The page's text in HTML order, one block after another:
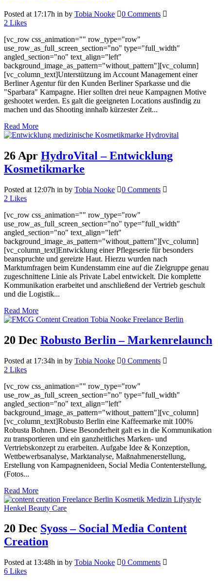
Posted at 17:17h in by Tobia Nooke
0 Comments
2 Likes
[vc_row css_animation="" row_type="row"
use_row_as_full_screen_section="no" type="full_width"
angled_section="no" text_align="left"
background_image_as_pattern="without_pattern"][vc_column]
[vc_column_text]Unterstützung im Account Management einer
Berliner Agentur für den Kunden Berliner Sparkasse und die
"Sparbara" Kampagne. Hier sollten drei neue Kampagnen Motive
geshootet werden. Es galt die geeigneten Locations ausfindig zu
machen und das Shooting innhalb kürzester Zeit...
Read More
26 Apr HydroVital – Entwicklung
Kosmetikmarke
Posted at 12:07h in by Tobia Nooke
0 Comments
2 Likes
[vc_row css_animation="" row_type="row"
use_row_as_full_screen_section="no" type="full_width"
angled_section="no" text_align="left"
background_image_as_pattern="without_pattern"][vc_column]
[vc_column_text]Entwicklung einer Pflegeserie für besonders
beanspruchte und gereizte Haut. Hierzu wurden nach
Marktumfragen beim Kundenstamm eine auf die Zielgruppe genau
zugeschnittene Linie als Private Label entwickelt. Die komplette
Kommunikation erarbeitet und anschließend der Vertrieb geschult
und die Logistik...
Read More
20 Dec Robusto Berlin – Markenrelaunch
Posted at 17:34h in by Tobia Nooke
0 Comments
2 Likes
[vc_row css_animation="" row_type="row"
use_row_as_full_screen_section="no" type="full_width"
angled_section="no" text_align="left"
background_image_as_pattern="without_pattern"][vc_column]
[vc_column_text]Robusto Berlin eine Kaffeemarke mit 100%
Robusta Bohnen. Diese Besonderheit galt es in die Kommunikation
zu transportieren und ein ganzheitliches Marken- und
Vertriebskonzept zu erarbeiten. Aufgabe Idee & Konzeption,
Wettbewerbsanalyse, Marktanalyse, Maßnahmenerstellung,
Erstellung von Kampagnenideen, Social Media Contenterstellung,
(Fotos...
Read More
20 Dec Syoss – Social Media Content
Creation
Posted at 13:48h in by Tobia Nooke
0 Comments
6 Likes